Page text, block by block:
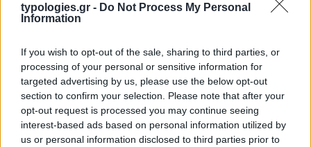
typologies.gr - Do Not Process My Personal
Information
If you wish to opt-out of the sale, sharing to third parties, or
processing of your personal or sensitive information for
targeted advertising by us, please use the below opt-out
section to confirm your selection. Please note that after your
opt-out request is processed you may continue seeing
interest-based ads based on personal information utilized by
us or personal information disclosed to third parties prior to
Τηλεοπτικά
«Μαγειρέματα», Ψηφιακοί
Πόλεμοι και ένα…
Τσουνάμι Αλλαγών: Η
Εβδομάδα που Ανακάτεψε
την Τράπουλα των
Ελληνικών Media
YouTube: Ο Δήμος
Βερύκιος ανοίγει τα χαρτιά
του – Vidcast